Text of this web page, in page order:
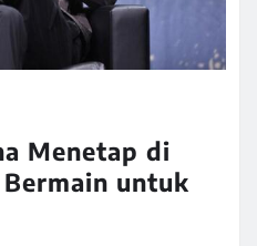
Menetap di
untuk